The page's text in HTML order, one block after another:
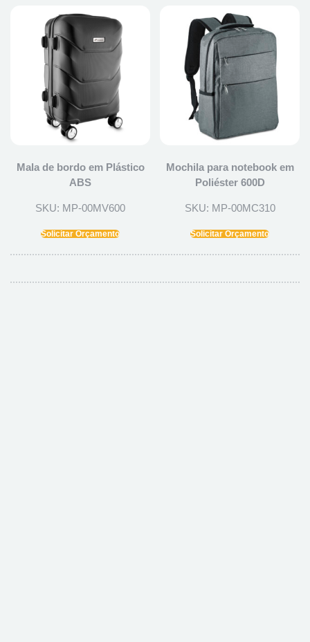
Mala de bordo em Plástico
ABS
SKU: MP-00MV600
Solicitar Orçamento
Mochila para notebook em
Poliéster 600D
SKU: MP-00MC310
Solicitar Orçamento